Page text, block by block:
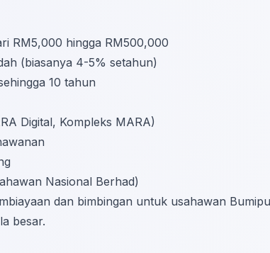
RM5,000 hingga RM500,000
(biasanya 4-5% setahun)
10 tahun
Digital, Kompleks MARA)
Nasional Berhad)
dan bimbingan untuk usahawan
besar.